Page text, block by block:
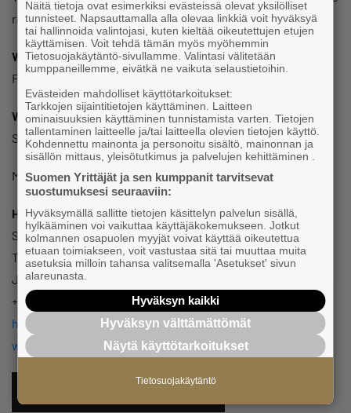
registration required.
When?
Friday, 5.5.2023 at 10.30-12.00
Where?
SparkUp, Tykistökatu 4B, 20520 Turku
More information:
Heidi Saaristo
Senior advisor, internationalisation and WTC Turku
Turku Science Park Oy
Joukahaisenkatu 3 A, 20520 Turku, Finland
+358 40 527 3706
heidi.saaristo@turkubusinessregion.com
www.turkubusinessregion.com
Näitä tietoja ovat esimerkiksi evästeissä olevat yksilölliset
tunnisteet. Napsauttamalla alla olevaa linkkiä voit hyväksyä
tai hallinnoida valintojasi, kuten kieltää oikeutettujen etujen
käyttämisen. Voit tehdä tämän myös myöhemmin
Tietosuojakäytäntö-sivullamme. Valintasi välitetään
kumppaneillemme, eivätkä ne vaikuta selaustietoihin.
Evästeiden mahdolliset käyttötarkoitukset:
Tarkkojen sijaintitietojen käyttäminen. Laitteen
ominaisuuksien käyttäminen tunnistamista varten. Tietojen
tallentaminen laitteelle ja/tai laitteella olevien tietojen käyttö.
Kohdennettu mainonta ja personoitu sisältö, mainonnan ja
sisällön mittaus, yleisötutkimus ja palvelujen kehittäminen .
Suomen Yrittäjät ja sen kumppanit tarvitsevat
suostumuksesi seuraaviin:
Hyväksymällä sallitte tietojen käsittelyn palvelun sisällä,
hylkääminen voi vaikuttaa käyttäjäkokemukseen. Jotkut
kolmannen osapuolen myyjät voivat käyttää oikeutettua
etuaan toimiakseen, voit vastustaa sitä tai muuttaa muita
asetuksia milloin tahansa valitsemalla 'Asetukset' sivun
alareunasta.
Hyväksyn kaikki
Hyväksyn välttämättömät
Näytä käyttötarkoitukset
Tietosuojakäytäntö